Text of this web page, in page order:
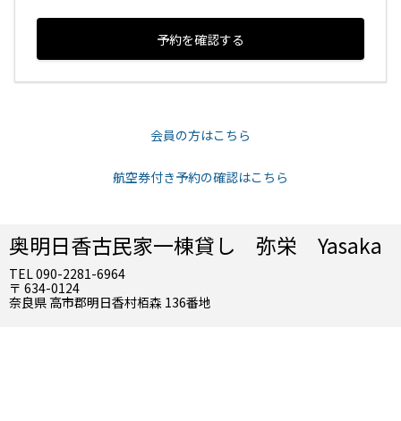
予約を確認する
会員の方はこちら
航空券付き予約の確認はこちら
奥明日香古民家一棟貸し 弥栄 Yasaka
TEL 090-2281-6964
〒 634-0124
奈良県 高市郡明日香村栢森 136番地